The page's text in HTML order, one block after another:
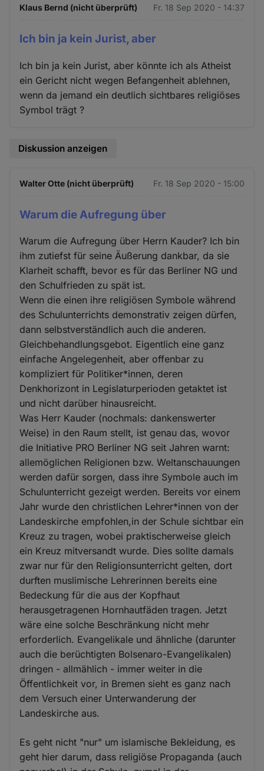
Klaus Bernd (nicht überprüft) Fr. 18 Sep 2020 - 14:37
Ich bin ja kein Jurist, aber
Ich bin ja kein Jurist, aber könnte ich als Atheist
ein Gericht nicht wegen Befangenheit ablehnen,
wenn da jemand ein deutlich sichtbares religiöses
Symbol trägt ?
Diskussion anzeigen
Walter Otte (nicht überprüft) Fr. 18 Sep 2020 - 15:00
Warum die Aufregung über
Warum die Aufregung über Herrn Kauder? Ich bin
ihm zutiefst für seine Äußerung dankbar, da sie
Klarheit schafft, bevor es für das Berliner NG und
den Schulfrieden zu spät ist.
Wenn die einen ihre religiösen Symbole während
des Schulunterrichts demonstrativ zeigen dürfen,
dann selbstverständlich auch die anderen.
Gleichbehandlungsgebot. Eigentlich eine ganz
einfache Angelegenheit, aber offenbar zu
kompliziert für Politiker*innen, deren
Denkhorizont in Legislaturperioden getaktet ist
und nicht darüber hinausreicht.
Was Herr Kauder (nochmals: dankenswerter
Weise) in den Raum stellt, ist genau das, wovor
die Initiative PRO Berliner NG seit Jahren warnt:
allemöglichen Religionen bzw. Weltanschauungen
werden dafür sorgen, dass ihre Symbole auch im
Schulunterricht gezeigt werden. Bereits vor einem
Jahr wurde den christlichen Lehrer*innen von der
Landeskirche empfohlen,in der Schule sichtbar ein
Kreuz zu tragen, wobei praktischerweise gleich
ein Kreuz mitversandt wurde. Dies sollte damals
zwar nur für den Religionsunterricht gelten, dort
durften muslimische Lehrerinnen bereits eine
Bedeckung für die aus der Kopfhaut
herausgetragenen Hornhautfäden tragen. Jetzt
wäre eine solche Beschränkung nicht mehr
erforderlich. Evangelikale und ähnliche (darunter
auch die berüchtigten Bolsenaro-Evangelikalen)
dringen - allmählich - immer weiter in die
Öffentlichkeit vor, in Bremen sieht es ganz nach
dem Versuch einer Unterwanderung der
Landeskirche aus.
Es geht nicht "nur" um islamische Bekleidung, es
geht hier darum, dass religiöse Propaganda (auch